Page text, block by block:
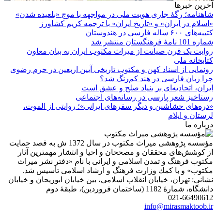
آخرین خبرها
شاهنامه؛ رگۀ جاری هویت ملی در مواجهه با موج «بلعیده شدن»
«اسلام در ایران» و «تاریخ ایران» با ترجمه کریم کشاورز
کتیبه‌های ۶۰۰ ساله فارسی در هندوستان
شماره 101 نامۀ فرهنگستان منتشر شد
روایت یک قرن صیانت از میراث مکتوب ایران به بیان معاون
کتابخانه ملی
رونمایی از اسناد کهن و مکتوب تاریخی آیین اربعین در حرم رضوی
چرا زبان فارسی در هند کم‌رنگ شد؟
ایران، اتحادیه‌ای بر بنیاد صلح و عشق است
رستاخیز شعر پارسی در رسانه‌های اجتماعی
«دره‌های حشاشین و دیگر سفرهای ایرانی»؛ روایتی از الموت،
لرستان و ایلام
درباره ما
مؤسسه پژوهشی میراث مكتوب در سال 1372 ش به قصد حمایت
از كوشش‌های محققان و مصححان و احیا و انتشار مهمترین آثار
مكتوب فرهنگ و تمدن اسلامی و ایرانی با نام «دفتر نشر میراث
مكتوب» و با كمك وزارت فرهنگ و ارشاد اسلامی تأسیس شد.
نشانی: تهران، خیابان انقلاب اسلامی، بین خیابان ابوریحان و خیابان
دانشگاه، شمارۀ 1182 (ساختمان فروردین)، طبقۀ دوم
021-66490612
info@mirasmaktoob.ir